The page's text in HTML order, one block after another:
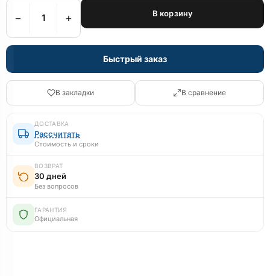
− + В корзину
Быстрый заказ
В закладки В сравнение
ДОСТАВКА
Рассчитать
Стоимость и сроки
ВОЗВРАТ
30 дней
Без вопросов
ГАРАНТИЯ
Официальная